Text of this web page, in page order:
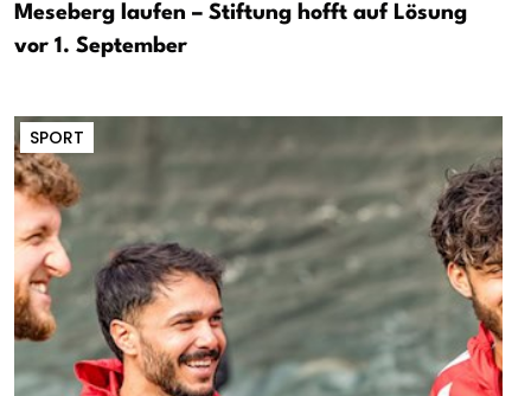
Meseberg laufen – Stiftung hofft auf Lösung
vor 1. September
SPORT